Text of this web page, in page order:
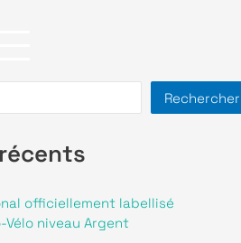
Rechercher
officiellement labellisé
Vélo niveau Argent